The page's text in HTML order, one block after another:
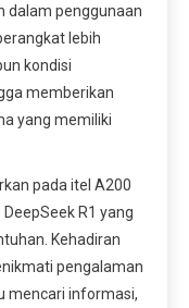
dalam penggunaan
lebih
kondisi
memberikan
yang memiliki
pada itel A200
R1 yang
Kehadiran
pengalaman
mencari informasi,